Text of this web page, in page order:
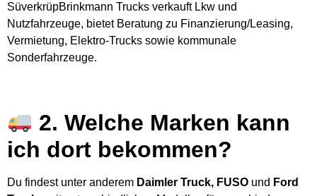
SüverkrüpBrinkmann Trucks verkauft Lkw und
Nutzfahrzeuge, bietet Beratung zu Finanzierung/Leasing,
Vermietung, Elektro-Trucks sowie kommunale
Sonderfahrzeuge.
2. Welche Marken kann
ich dort bekommen?
Du findest unter anderem Daimler Truck, FUSO und Ford